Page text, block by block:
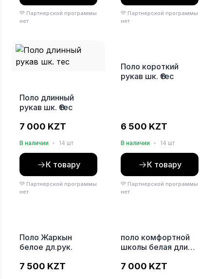
Партнерской программы
нет
Партнерской программы
нет
Поло длинный
рукав шк. Өтес
7 000 KZT
В наличии • 14 шт
К товару
Партнерской программы
нет
Поло короткий
рукав шк. Өтес
6 500 KZT
В наличии • 14 шт
К товару
Партнерской программы
нет
Поло Жаркын
белое дл.рук.
7 500 KZT
поло комфортной
школы белая длин
7 000 KZT